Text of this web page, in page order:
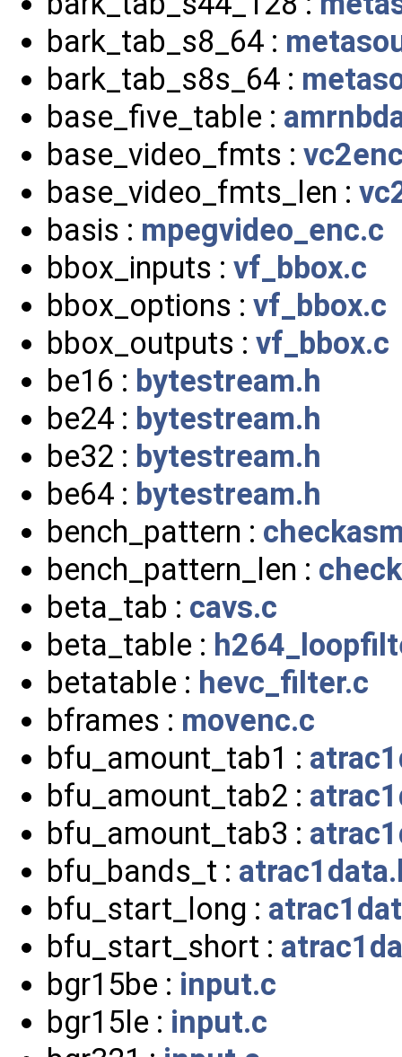
bark_tab_s8_64 :
bark_tab_s8s_64 :
base_five_table :
base_video_fmts :
base_video_fmts_len :
basis : mpegvideo_enc.c
bbox_inputs : vf_bbox.c
bbox_options : vf_bbox.c
bbox_outputs : vf_bbox.c
be16 : bytestream.h
be24 : bytestream.h
be32 : bytestream.h
be64 : bytestream.h
bench_pattern :
bench_pattern_len :
beta_tab : cavs.c
beta_table :
betatable : hevc_filter.c
bframes : movenc.c
bfu_amount_tab1 :
bfu_amount_tab2 :
bfu_amount_tab3 :
bfu_bands_t :
bfu_start_long :
bfu_start_short :
bgr15be : input.c
bgr15le : input.c